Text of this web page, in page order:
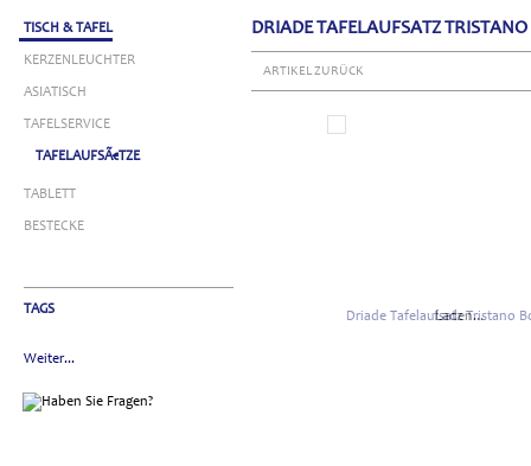
TISCH & TAFEL
KERZENLEUCHTER
ASIATISCH
TAFELSERVICE
TAFELAUFSÃ€TZE
TABLETT
BESTECKE
TAGS
Weiter...
DRIADE TAFELAUFSATZ TRISTANO
ARTIKEL ZURÜCK
Laden...